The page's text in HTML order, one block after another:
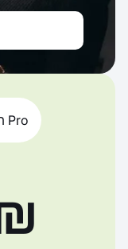
תוכניות Pro
‏₪